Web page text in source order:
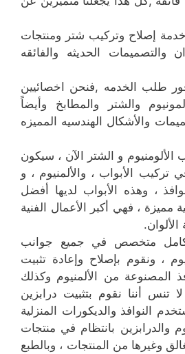
إصلاح وتركيب شتر ومنتجات
والتصميمات الحديثه والفائقه
طلب الخدمه ,فنحن اخصائيين
والشتر والمطابخ وأيضاً
والأشكال الهندسيه المميزه
و الشتر الآن ، سيكون
تركيب الأبواب ، والألمنيوم ، و
، وهذه الأبواب لديها أفضل
، فهي أكبر الأعمال الفنية
الألوان.
متخصص في جميع جوانب
، ونقوم بإصلاح وإعادة تثبيت
المصنوعة من الألمنيوم وكذلك
تنس أننا نقوم بتثبيت درابزين
النوافذ والديكورات المنزلية
والدرابزين بانتظام في منتجات
وغيرها من المنتجات ، وبالطبع